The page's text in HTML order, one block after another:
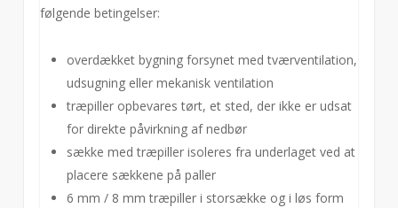
følgende betingelser:
overdækket bygning forsynet med tværventilation,
udsugning eller mekanisk ventilation
træpiller opbevares tørt, et sted, der ikke er udsat
for direkte påvirkning af nedbør
sække med træpiller isoleres fra underlaget ved at
placere sækkene på paller
6 mm / 8 mm træpiller i storsække og i løs form